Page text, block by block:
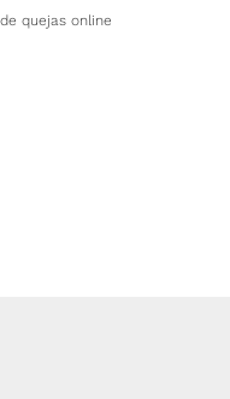
quejas online